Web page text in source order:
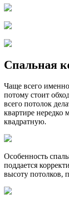
Спальная
Чаще всего
потому стоит
всего потолок
квартире нередко
квадратную.
Особенность
поддается
высоту потолков,